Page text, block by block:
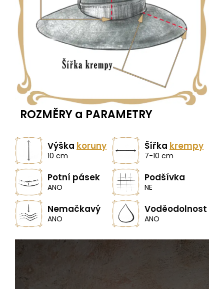
ROZMĚRY a PARAMETRY
Výška koruny
10 cm
Šířka krempy
7-10 cm
Potní pásek
ANO
Podšívka
NE
Nemačkavý
ANO
Voděodolnost
ANO